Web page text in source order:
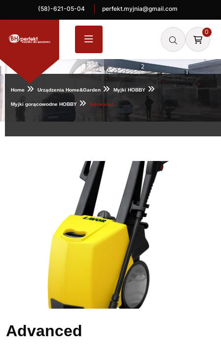
(58)-621-05-04 perfekt.myjnia@gmail.com
0
Home Urządzenia Home&Garden Myjki HOBBY
Myjki gorącowodne HOBBY Advanced
Advanced